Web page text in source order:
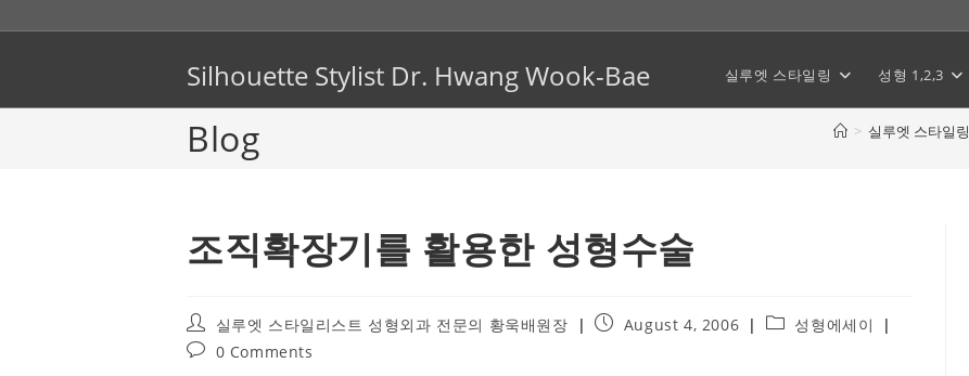
Silhouette Stylist Dr. Hwang Wook-Bae 실루엣 스타일링 성형 1,2,3
Blog > 실루엣 스타일링
조직확장기를 활용한 성형수술
Post
author:
실루엣 스타일리스트 성형외과 전문의 황욱배원장
PostAugust 4, 2006
Post성형에세이
Post0 Comments